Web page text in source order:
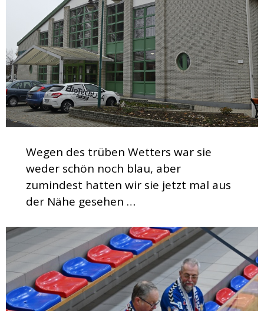
Wegen des trüben Wetters war sie
weder schön noch blau, aber
zumindest hatten wir sie jetzt mal aus
der Nähe gesehen …